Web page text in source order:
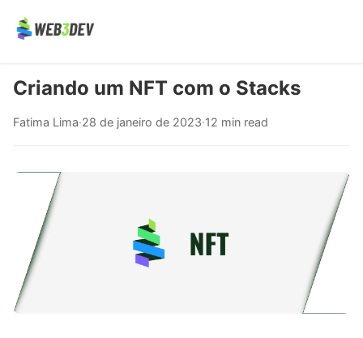
Criando um NFT com o Stacks
Fatima Lima·28 de janeiro de 2023·12 min read